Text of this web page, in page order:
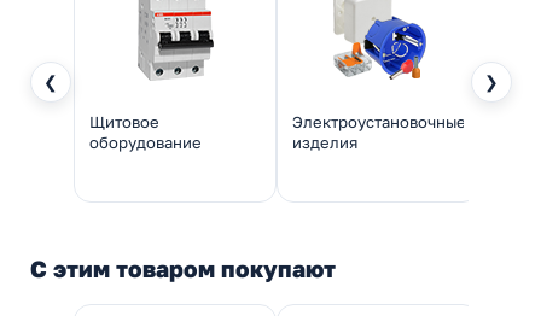
❮ ❯
Щитовое
оборудование
Электроустановочные
изделия
С этим товаром покупают